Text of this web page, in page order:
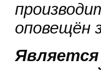
оповещён
Является